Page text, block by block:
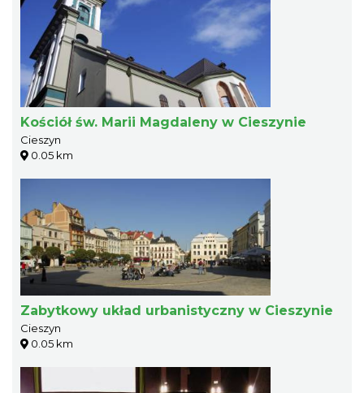
Kościół św. Marii Magdaleny w Cieszynie
Cieszyn
0.05 km
Zabytkowy układ urbanistyczny w Cieszynie
Cieszyn
0.05 km